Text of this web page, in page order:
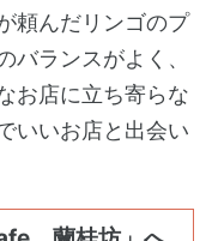
頼んだリンゴのプ
バランスがよく、
お店に立ち寄らな
いいお店と出会い